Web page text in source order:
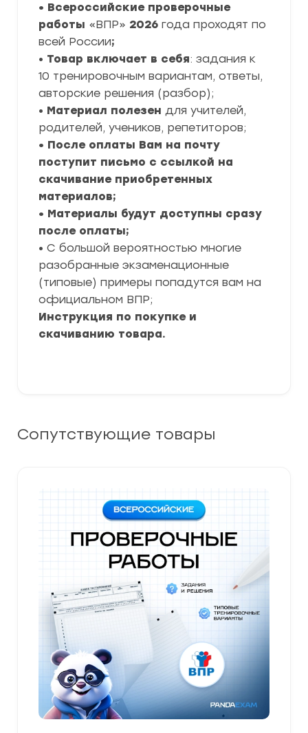
• Всероссийские проверочные
работы «ВПР» 2026 года проходят по
всей России;
• Товар включает в себя: задания к
10 тренировочным вариантам, ответы,
авторские решения (разбор);
• Материал полезен для учителей,
родителей, учеников, репетиторов;
• После оплаты Вам на почту
поступит письмо с ссылкой на
скачивание приобретенных
материалов;
• Материалы будут доступны сразу
после оплаты;
• С большой вероятностью многие
разобранные экзаменационные
(типовые) примеры попадутся вам на
официальном ВПР;
Инструкция по покупке и
скачиванию товара.
Сопутствующие товары